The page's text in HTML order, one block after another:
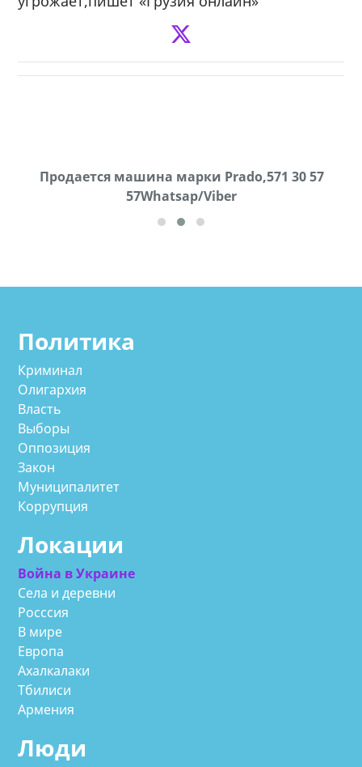
Продается машина марки Prado,571 30 57
57Whatsap/Viber
Продаются грабли под лощадь ,+995 551 08 62
72
Политика
Криминал
Олигархия
Власть
Выборы
Оппозиция
Закон
Муниципалитет
Коррупция
Локации
Война в Украине
Села и деревни
Росссия
В мире
Европа
Ахалкалаки
Тбилиси
Армения
Люди